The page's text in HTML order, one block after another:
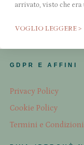
arrivato, visto che era
VOGLIO LEGGERE >
GDPR E AFFINI
Privacy Policy
Cookie Policy
Termini e Condizioni